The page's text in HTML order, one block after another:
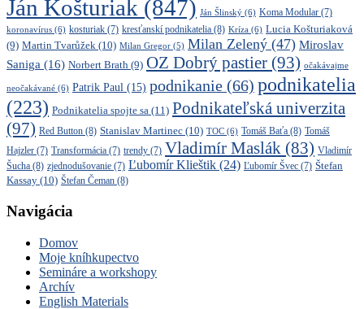
Ján Košturiak (847) Ján Šlinský (6) Koma Modular (7)
koronavírus (6) kosturiak (7) kresťanskí podnikatelia (8) Kríza (6) Lucia Košturiaková
(9) Martin Tvarůžek (10) Milan Gregor (5) Milan Zelený (47) Miroslav
Saniga (16) Norbert Brath (9) OZ Dobrý pastier (93) očakávajme
neočakávané (6) Patrik Paul (15) podnikanie (66) podnikatelia
(223) Podnikatelia spojte sa (11) Podnikateľská univerzita
(97) Red Button (8) Stanislav Martinec (10) TOC (6) Tomáš Baťa (8) Tomáš
Hajzler (7) Transformácia (7) trendy (7) Vladimír Maslák (83) Vladimír
Šucha (8) zjednodušovanie (7) Ľubomír Klieštik (24) Ľubomír Švec (7) Štefan
Kassay (10) Štefan Čeman (8)
Navigácia
Domov
Moje kníhkupectvo
Semináre a workshopy
Archív
English Materials